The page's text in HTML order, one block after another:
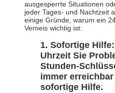
ausgesperrte Situationen
jeder Tages- und Nachtzeit
einige Gründe, warum ein
Verneis wichtig ist:
Sofortige
Uhrzeit Sie
Stunden-
immer
sofortige Hilfe.